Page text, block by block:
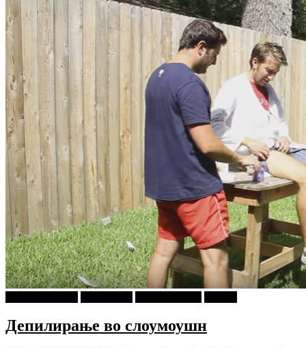
Депилирање во слоумоушн